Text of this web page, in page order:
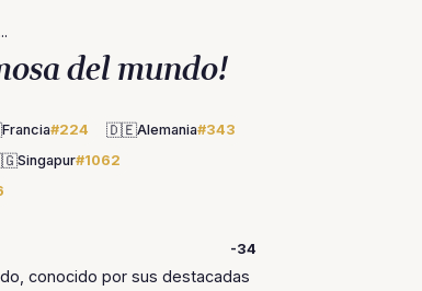
del mundo!
Francia#224 🇩🇪Alemania#343
Singapur#1062
-34
conocido por sus destacadas